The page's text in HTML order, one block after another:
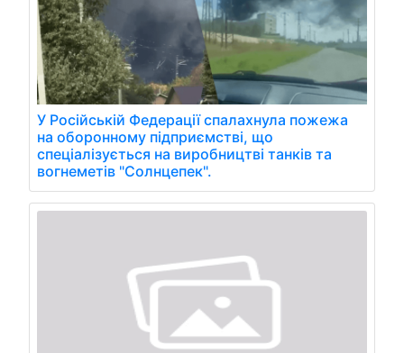
У Російській Федерації спалахнула пожежа
на оборонному підприємстві, що
спеціалізується на виробництві танків та
вогнеметів "Солнцепек".